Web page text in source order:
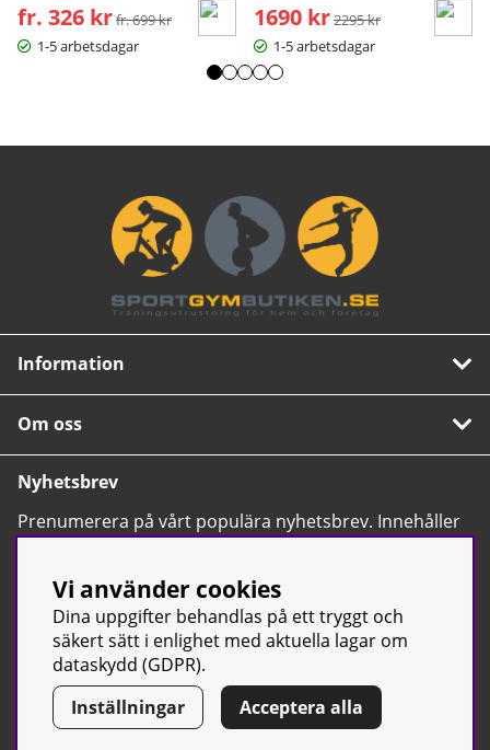
fr. 326 kr Ordinarie pris:
fr. 699 kr
1-5 arbetsdagar
1690 kr Ordinarie pris:
2295 kr
1-5 arbetsdagar
Information
Om oss
Nyhetsbrev
Prenumerera på vårt populära nyhetsbrev. Innehåller
tips, nyheter och våra allra bästa erbjudanden.
© Sport & Gym Butiken JTC AB | Kontakta oss| All rights reserved
| Org.nr: 556668-7058 | Tel: 0500-42 87 00
Vi använder cookies
Dina uppgifter behandlas på ett tryggt och
säkert sätt i enlighet med aktuella lagar om
dataskydd (GDPR).
Inställningar
Acceptera alla